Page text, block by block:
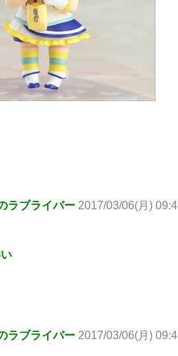
ラブライバー 2017/03/06(月)
ラブライバー 2017/03/06(月)